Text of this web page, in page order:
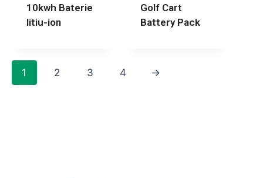
10kwh Baterie
litiu-ion
Golf Cart
Battery Pack
1 2 3 4 →